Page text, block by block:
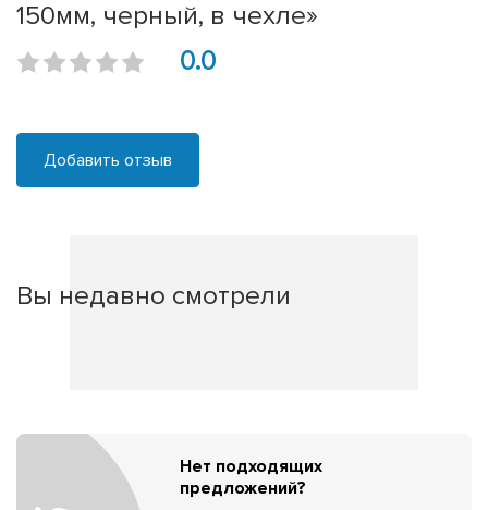
150мм, черный, в чехле»
0.0
Добавить отзыв
Вы недавно смотрели
Нет подходящих
предложений?